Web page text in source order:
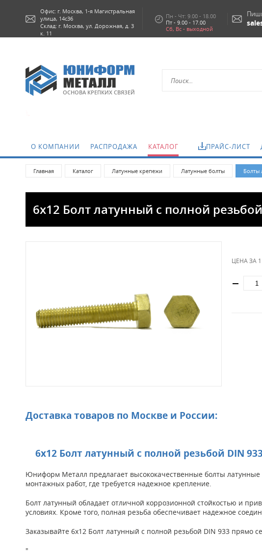
Офис: г. Москва, 1-я Магистральная
улица, 14с36
Склад: г. Москва, ул. Дорожная, д. 3
к. 11
Пн - Чт: 9.00 - 18.00
Пт - 9.00 - 17.00
Сб, Вс - выходной
ОСНОВА КРЕПКИХ СВЯЗЕЙ
О КОМПАНИИ РАСПРОДАЖА КАТАЛОГ ПРАЙС-ЛИСТ
Главная Каталог Латунные крепежи Латунные болты Болты
6х12 Болт латунный с полной
ЦЕНА ЗА
Доставка товаров по Москве и России:
6х12 Болт латунный с полной резьбой DIN
Юниформ Металл предлагает высококачественные болты
монтажных работ, где требуется надежное крепление.
Болт латунный обладает отличной коррозионной стойкостью и
условиях. Кроме того, полная резьба обеспечивает надежное
Заказывайте 6х12 Болт латунный с полной резьбой DIN 933 прямо
"